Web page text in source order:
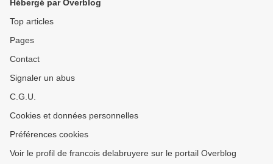
Hébergé par Overblog
Top articles
Pages
Contact
Signaler un abus
C.G.U.
Cookies et données personnelles
Préférences cookies
Voir le profil de francois delabruyere sur le portail Overblog